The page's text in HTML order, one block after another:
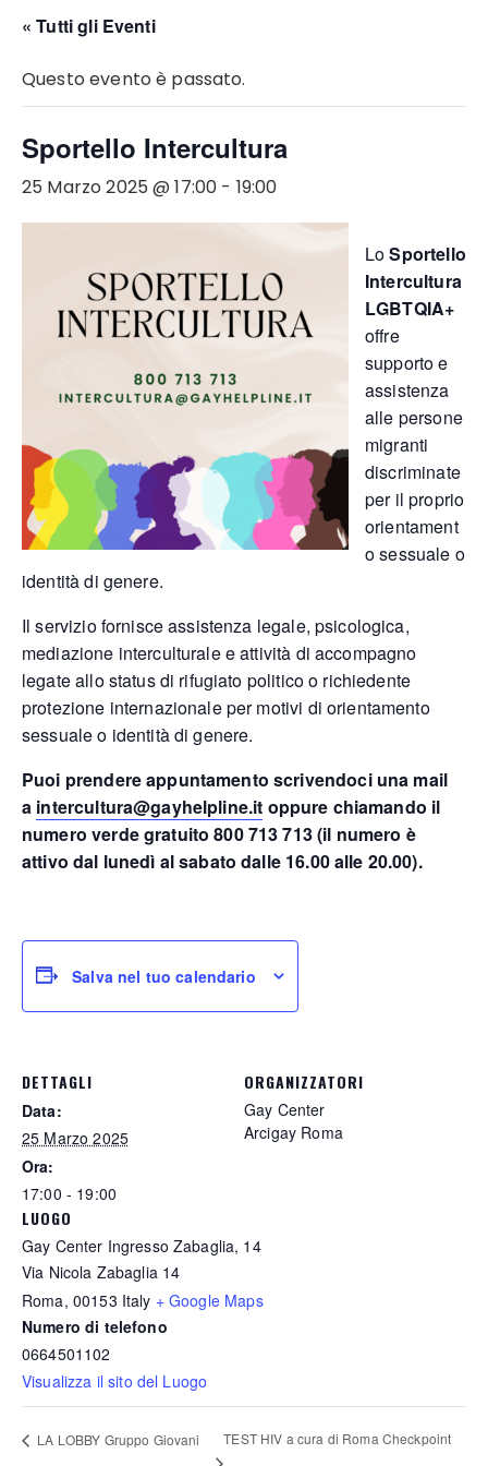
« Tutti gli Eventi
Questo evento è passato.
Sportello Intercultura
25 Marzo 2025 @ 17:00 - 19:00
LoSportello
Intercultura
LGBTQIA+
offre
supporto e
assistenza
alle persone
migranti
discriminate
per il proprio
orientament
o sessuale o
identità di genere.
Il servizio fornisce assistenza legale, psicologica,
mediazione interculturale e attività di accompagno
legate allo status di rifugiato politico o richiedente
protezione internazionale per motivi di orientamento
sessuale o identità di genere.
Puoi prendere appuntamento scrivendoci una mail
a intercultura@gayhelpline.it oppure chiamando il
numero verde gratuito 800 713 713 (il numero è
attivo dal lunedì al sabato dalle 16.00 alle 20.00).
Salva nel tuo calendario
DETTAGLI
Data:
25 Marzo 2025
Ora:
17:00 - 19:00
LUOGO
Gay Center Ingresso Zabaglia, 14
Via Nicola Zabaglia 14
Roma, 00153 Italy + Google Maps
Numero di telefono
0664501102
Visualizza il sito del Luogo
ORGANIZZATORI
Gay Center
Arcigay Roma
LA LOBBY Gruppo Giovani TEST HIV a cura di Roma Checkpoint